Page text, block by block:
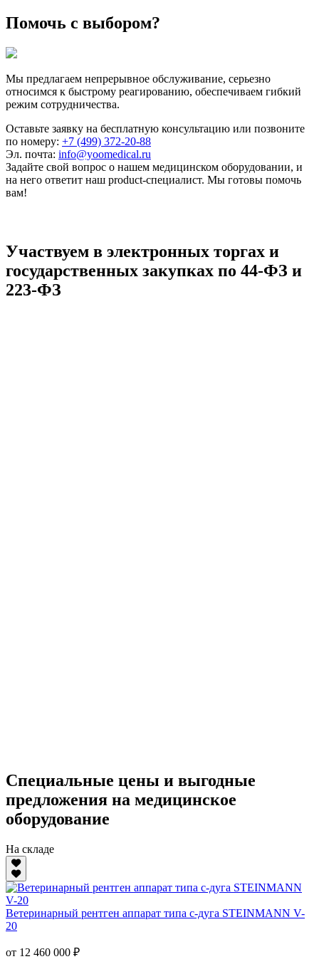
Помочь с выбором?
Мы предлагаем непрерывное обслуживание, серьезно
относимся к быстрому реагированию, обеспечиваем гибкий
режим сотрудничества.
Оставьте заявку на бесплатную консультацию или позвоните
по номеру: +7 (499) 372-20-88
Эл. почта: info@yoomedical.ru
Задайте свой вопрос о нашем медицинском оборудовании, и
на него ответит наш product-специалист. Мы готовы помочь
вам!
Участвуем в электронных торгах и
государственных закупках по 44-ФЗ и
223-ФЗ
Специальные цены и выгодные
предложения на медицинское
оборудование
На складе
Ветеринарный рентген аппарат типа с-дуга STEINMANN V-
20
от 12 460 000 ₽